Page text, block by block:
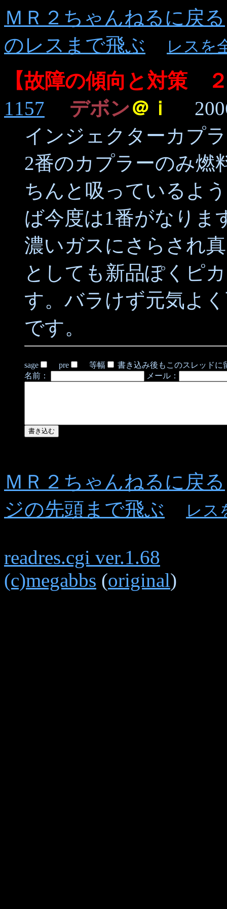
ＭＲ２ちゃんねるに戻る
のレスまで飛ぶ
レスを
【故障の傾向と対策
1157 デボン＠ｉ
インジェクターカプ
2番のカプラーのみ燃
ちんと吸っているよ
ば今度は1番がなりま
濃いガスにさらされ
としても新品ぽくピ
す。バラけず元気よ
です。
sage pre 等幅
書き込み後もこのスレッドに
名前：
メール：
ＭＲ２ちゃんねるに戻る
ジの先頭まで飛ぶ
レス
readres.cgi ver.1.68
(c)megabbs (original)